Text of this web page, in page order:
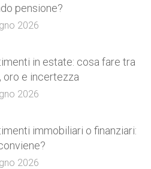
pensione?
2026
in estate: cosa fare tra
oro e incertezza
2026
immobiliari o finanziari:
2026